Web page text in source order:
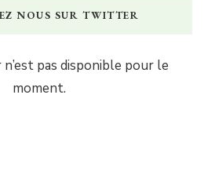
NOUS SUR TWITTER
pas disponible pour le
moment.